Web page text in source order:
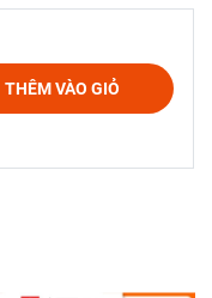
THÊM VÀO GIỎ